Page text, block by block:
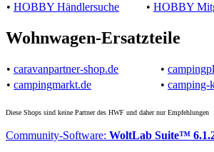
• HOBBY Händlersuche • HOBBY
Wohnwagen-Ersatzteile
• caravanpartner-shop.de •
• campingmarkt.de • camping-
Diese Shops sind keine Partner des HWF und daher nur Empfehlungen
Community-Software: WoltLab Suite™